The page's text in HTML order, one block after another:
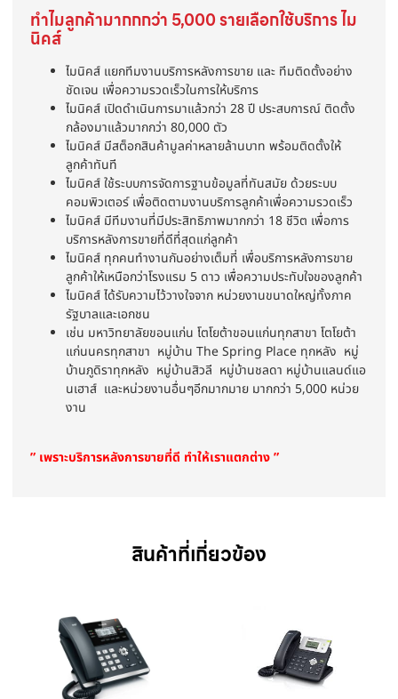
ทำไมลูกค้ามากกกว่า 5,000 รายเลือกใช้บริการ ไม
นิคส์
ไมนิคส์ แยกทีมงานบริการหลังการขาย และ ทีมติดตั้งอย่าง
ชัดเจน เพื่อความรวดเร็วในการให้บริการ
ไมนิคส์ เปิดดำเนินการมาแล้วกว่า 28 ปี ประสบการณ์ ติดตั้ง
กล้องมาแล้วมากกว่า 80,000 ตัว
ไมนิคส์ มีสต็อกสินค้ามูลค่าหลายล้านบาท พร้อมติดตั้งให้
ลูกค้าทันที
ไมนิคส์ ใช้ระบบการจัดการฐานข้อมูลที่ทันสมัย ด้วยระบบ
คอมพิวเตอร์ เพื่อติดตามงานบริการลูกค้าเพื่อความรวดเร็ว
ไมนิคส์ มีทีมงานที่มีประสิทธิภาพมากกว่า 18 ชีวิต เพื่อการ
บริการหลังการขายที่ดีที่สุดแก่ลูกค้า
ไมนิคส์ ทุกคนทำงานกันอย่างเต็มที่ เพื่อบริการหลังการขาย
ลูกค้าให้เหนือกว่าโรงแรม 5 ดาว เพื่อความประทับใจของลูกค้า
ไมนิคส์ ได้รับความไว้วางใจจาก หน่วยงานขนาดใหญ่ทั้งภาค
รัฐบาลและเอกชน
เช่น มหาวิทยาลัยขอนแก่น โตโยต้าขอนแก่นทุกสาขา โตโยต้า
แก่นนครทุกสาขา หมู่บ้าน The Spring Place ทุกหลัง หมู่
บ้านภูดิราทุกหลัง หมู่บ้านสิวลี หมู่บ้านชลดา หมู่บ้านแลนด์แอ
นเฮาส์ และหน่วยงานอื่นๆอีกมากมาย มากกว่า 5,000 หน่วย
งาน
” เพราะบริการหลังการขายที่ดี ทำให้เราแตกต่าง ”
สินค้าที่เกี่ยวข้อง